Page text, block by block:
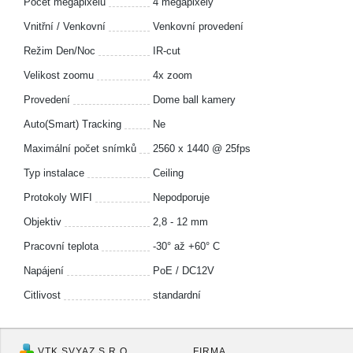
Vnitřní / Venkovní Venkovní provedení
Režim Den/Noc IR-cut
Velikost zoomu 4x zoom
Provedení Dome ball kamery
Auto(Smart) Tracking Ne
Maximální počet snímků 2560 x 1440 @ 25fps
Typ instalace Ceiling
Protokoly WIFI Nepodporuje
Objektiv 2,8 - 12 mm
Pracovní teplota -30° až +60° C
Napájení PoE / DC12V
Citlivost standardní